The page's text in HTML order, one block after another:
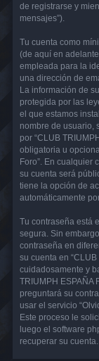
de registrarse y
mensajes”).
Tu cuenta como
(de aquí en
empleada para la
una dirección de
La información de
protegida por las
el que estamos
nombre de usuario,
por “CLUB
obligatoria u
Foro”. En cualquier
su cuenta será
tiene la opción de
automáticamente
Tu contraseña está
segura. Sin
contraseña en
su cuenta en
cuidadosamente y
TRIUMPH ESPAÑA
preguntará su
usar el servicio
Este proceso le
luego el software
recuperar su cuenta.